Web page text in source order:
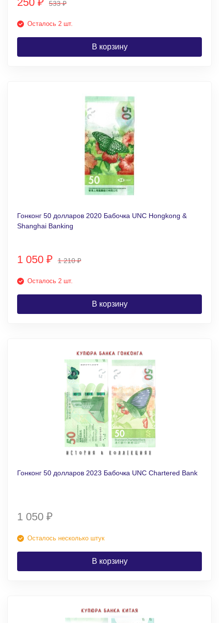
₽ 533₽
Осталось 2 шт.
В корзину
Гонконг 50 долларов 2020 Бабочка UNC Hongkong &
Shanghai Banking
1 050 ₽ 1 210₽
Осталось 2 шт.
В корзину
Гонконг 50 долларов 2023 Бабочка UNC Chartered Bank
1 050 ₽
Осталось несколько штук
В корзину